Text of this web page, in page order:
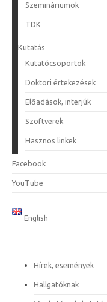
Szemináriumok
TDK
Kutatás
Kutatócsoportok
Doktori értekezések
Előadások, interjúk
Szoftverek
Hasznos linkek
Facebook
YouTube
English
Hírek, események
Hallgatóknak